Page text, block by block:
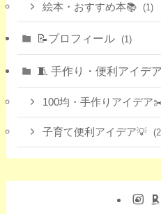
絵本・おすすめ本📚 (1)
📝プロフィール (1)
🧵 手作り・便利アイデア
100均・手作りアイデア
子育て便利アイデア💡